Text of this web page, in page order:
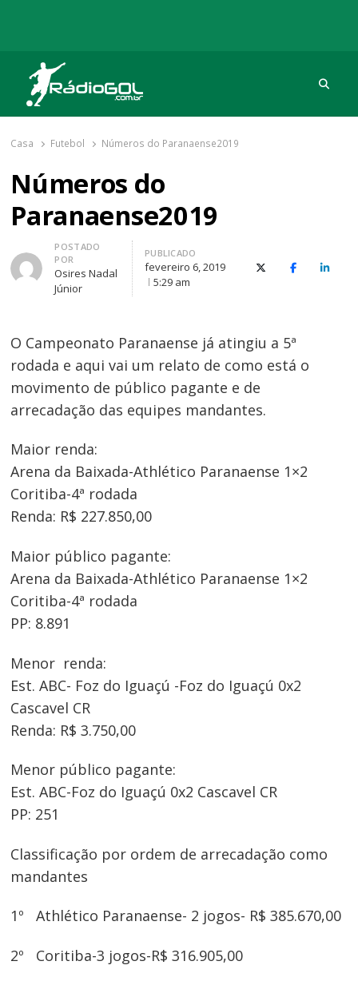
Rádio Gol
Há mais de 20 anos com as melhores coberturas
Casa Futebol Números do Paranaense2019
Números do
Paranaense2019
Autor
POSTADO
POR
Osires Nadal
Júnior
PUBLICADO
fevereiro 6, 2019
5:29 am
X (Twitter)Facebook
O
O Campeonato Paranaense já atingiu a 5ª
rodada e aqui vai um relato de como está o
movimento de público pagante e de
arrecadação das equipes mandantes.
Maior renda:
Arena da Baixada-Athlético Paranaense 1×2
Coritiba-4ª rodada
Renda: R$ 227.850,00
Maior público pagante:
Arena da Baixada-Athlético Paranaense 1×2
Coritiba-4ª rodada
PP: 8.891
Menor renda:
Est. ABC- Foz do Iguaçú -Foz do Iguaçú 0x2
Cascavel CR
Renda: R$ 3.750,00
Menor público pagante:
Est. ABC-Foz do Iguaçú 0x2 Cascavel CR
PP: 251
Classificação por ordem de arrecadação como
mandantes
1º Athlético Paranaense- 2 jogos- R$ 385.670,00
2º Coritiba-3 jogos-R$ 316.905,00